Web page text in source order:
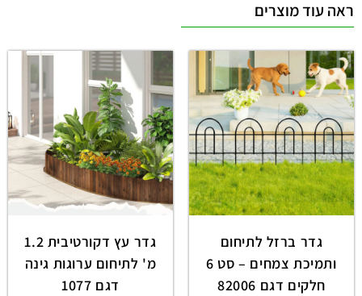
ראה עוד מוצרים
גדר ברזל לתיחום
ותמיכת צמחים – סט 6
חלקים דגם 82006
גדר עץ דקורטיבית 1.2
מ' לתיחום ערוגות גינה
דגם 1077